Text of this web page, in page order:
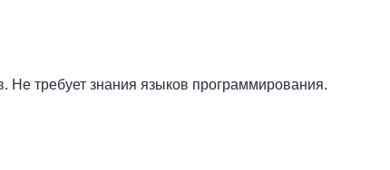
Не требует знания языков программирования.